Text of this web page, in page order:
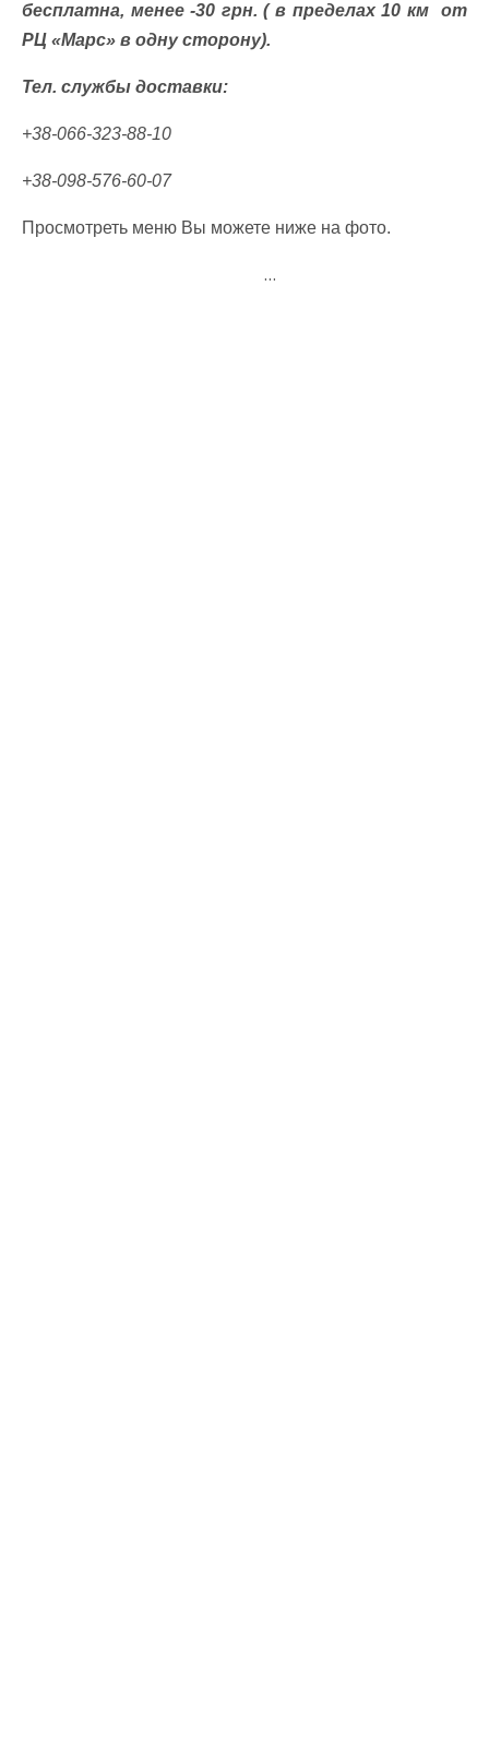
бесплатна, менее -30 грн. ( в пределах 10 км
от
РЦ «Марс» в одну сторону).
Тел. службы доставки:
+38-066-323-88-10
+38-098-576-60-07
Просмотреть меню Вы можете ниже на фото.
…